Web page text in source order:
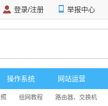
登录/注册 举报中心
理性选择
操作系统 网站运营
组网教程 路由器、交换机